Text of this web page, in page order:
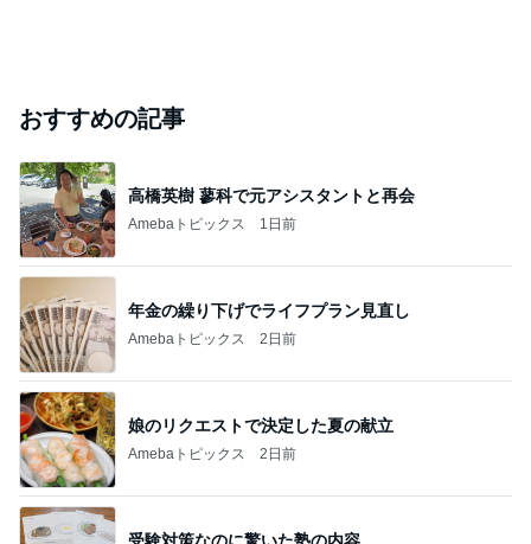
おすすめの記事
高橋英樹 蓼科で元アシスタントと再会
Amebaトピックス 1日前
年金の繰り下げでライフプラン見直し
Amebaトピックス 2日前
娘のリクエストで決定した夏の献立
Amebaトピックス 2日前
受験対策なのに驚いた塾の内容